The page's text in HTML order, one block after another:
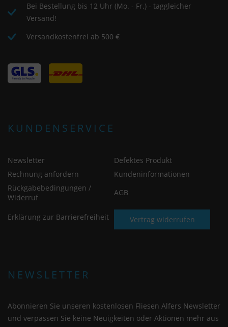
Bei Bestellung bis 12 Uhr (Mo. - Fr.) - taggleicher
Versand!
Versandkostenfrei ab 500 €
KUNDENSERVICE
Newsletter
Defektes Produkt
Rechnung anfordern
Kundeninformationen
Rückgabebedingungen /
Widerruf
AGB
Erklärung zur Barrierefreiheit Vertrag widerrufen
NEWSLETTER
Abonnieren Sie unseren kostenlosen Fliesen Alfers Newsletter
und verpassen Sie keine Neuigkeiten oder Aktionen mehr aus